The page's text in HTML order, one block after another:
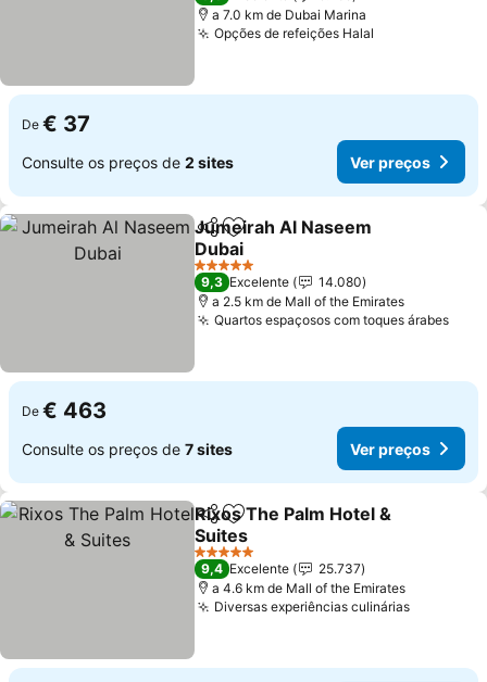
a 7.0 km de Dubai Marina
Opções de refeições Halal
De € 37
Consulte os preços de 2 sites Ver preços
PartilharAdicionar aos favoritos
Jumeirah Al Naseem
Dubai
5 Estrelas
9,3 Excelente
14.080
a 2.5 km de Mall of the Emirates
Quartos espaçosos com toques árabes
De € 463
Consulte os preços de 7 sites Ver preços
PartilharAdicionar aos favoritos
Rixos The Palm Hotel &
Suites
5 Estrelas
9,4 Excelente
25.737
a 4.6 km de Mall of the Emirates
Diversas experiências culinárias